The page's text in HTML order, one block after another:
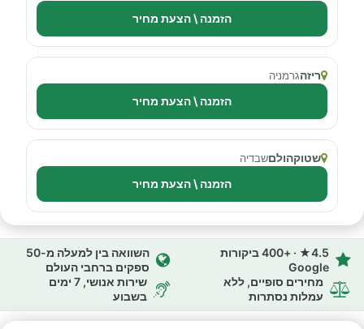
הזמנה \ הצעת מחיר
ריזהגרמניה
הזמנה \ הצעת מחיר
שטוקהולםשבדיה
הזמנה \ הצעת מחיר
4.5★ · +400 ביקורות
Google
השוואה בין למעלה מ-50
ספקים ברחבי העולם
מחירים סופיים, ללא
עמלות נסתרות
שירות אנושי, 7 ימים
בשבוע